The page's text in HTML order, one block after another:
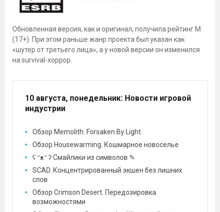
Обновленная версия, как и оригинал, получила рейтинг M
(17+). При этом раньше жанр проекта был указан как
«шутер от третьего лица», а у новой версии он изменился
на survival-хоррор.
10 августа, понедельник: Новости игровой
индустрии
Обзор Memolith: Forsaken By Light
Обзор Housewarming. Кошмарное новоселье
ʕ ᵔᴥᵔ ʔ Смайлики из символов ✎
SCAD. Концентрированный экшен без лишних
слов
Обзор Crimson Desert. Передозировка
возможностями